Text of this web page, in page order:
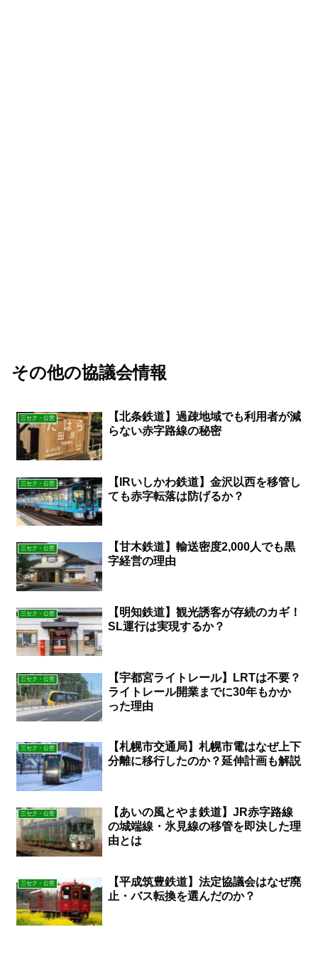
その他の協議会情報
三セク・公営
【北条鉄道】過疎地域でも利用者が減
らない赤字路線の秘密
三セク・公営
【IRいしかわ鉄道】金沢以西を移管し
ても赤字転落は防げるか？
三セク・公営
【甘木鉄道】輸送密度2,000人でも黒
字経営の理由
三セク・公営
【明知鉄道】観光誘客が存続のカギ！
SL運行は実現するか？
三セク・公営
【宇都宮ライトレール】LRTは不要？
ライトレール開業までに30年もかか
った理由
三セク・公営
【札幌市交通局】札幌市電はなぜ上下
分離に移行したのか？延伸計画も解説
三セク・公営
【あいの風とやま鉄道】JR赤字路線
の城端線・氷見線の移管を即決した理
由とは
三セク・公営
【平成筑豊鉄道】法定協議会はなぜ廃
止・バス転換を選んだのか？